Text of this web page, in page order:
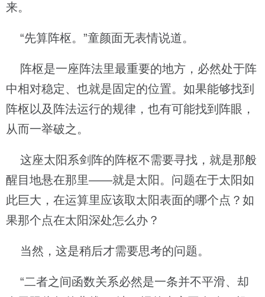
来。
“先算阵枢。”童颜面无表情说道。
阵枢是一座阵法里最重要的地方，必然处于阵
中相对稳定、也就是固定的位置。如果能够找到
阵枢以及阵法运行的规律，也有可能找到阵眼，
从而一举破之。
这座太阳系剑阵的阵枢不需要寻找，就是那般
醒目地悬在那里——就是太阳。问题在于太阳如
此巨大，在运算里应该取太阳表面的哪个点？如
果那个点在太阳深处怎么办？
当然，这是稍后才需要思考的问题。
“二者之间函数关系必然是一条并不平滑、却